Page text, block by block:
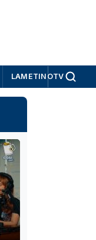
LAMETINOTV